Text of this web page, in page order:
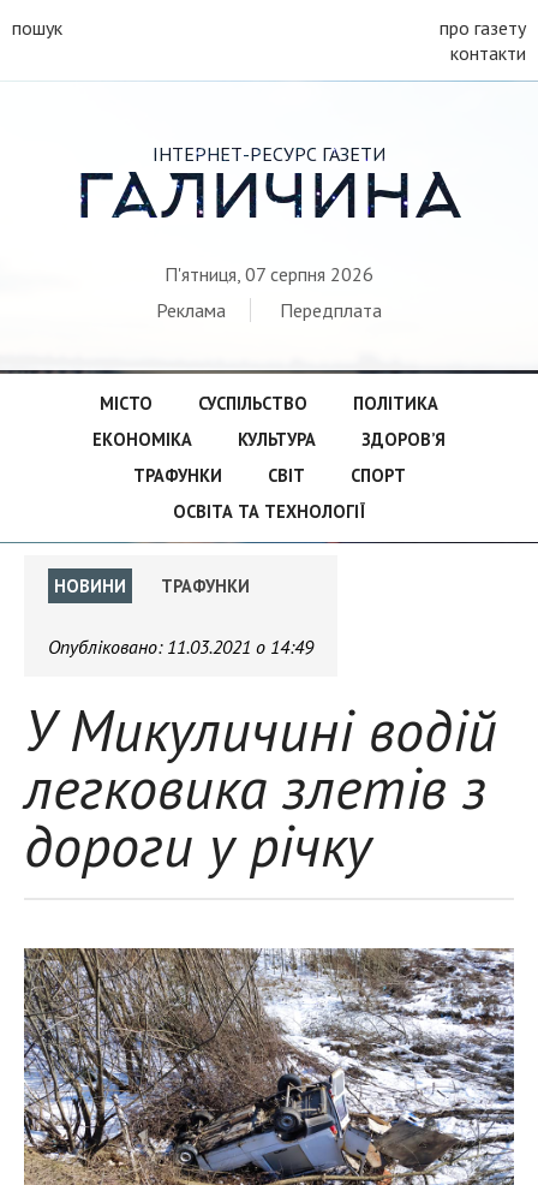
пошук
про газету
контакти
ІНТЕРНЕТ-РЕСУРС ГАЗЕТИ
ГАЛИЧИНА
П'ятниця, 07 серпня 2026
Реклама
Передплата
МІСТО СУСПІЛЬСТВО
ПОЛІТИКА
ЕКОНОМІКА
КУЛЬТУРА
ЗДОРОВ’Я
ТРАФУНКИ
СВІТ
СПОРТ
ОСВІТА ТА ТЕХНОЛОГІЇ
НОВИНИ ТРАФУНКИ
Опубліковано: 11.03.2021 о 14:49
У Микуличині водій
легковика злетів з
дороги у річку